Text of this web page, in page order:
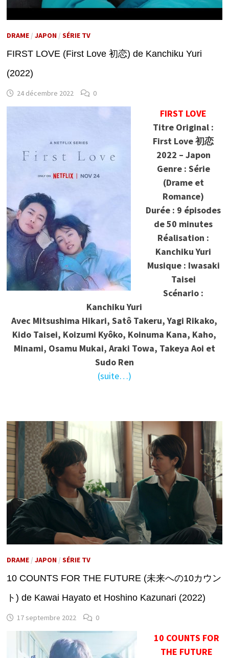
DRAME/ JAPON/ SÉRIE TV
FIRST LOVE (First Love 初恋) de Kanchiku Yuri
(2022)
24 décembre 2022 0
FIRST LOVE
Titre Original :
First Love 初恋
2022 – Japon
Genre : Série
(Drame et
Romance)
Durée : 9 épisodes
de 50 minutes
Réalisation :
Kanchiku Yuri
Musique : Iwasaki
Taisei
Scénario :
Kanchiku Yuri
Avec Mitsushima Hikari, Satô Takeru, Yagi Rikako,
Kido Taisei, Koizumi Kyôko, Koinuma Kana, Kaho,
Minami, Osamu Mukai, Araki Towa, Takeya Aoi et
Sudo Ren
(suite…)
DRAME/ JAPON/ SÉRIE TV
10 COUNTS FOR THE FUTURE (未来への10カウン
ト) de Kawai Hayato et Hoshino Kazunari (2022)
17 septembre 2022 0
10 COUNTS FOR
THE FUTURE